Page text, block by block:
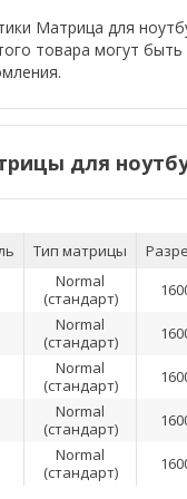
Матрица для
товара могут
для
Тип матрицы
Normal
(стандарт)
Normal
(стандарт)
Normal
(стандарт)
Normal
(стандарт)
Normal
(стандарт)